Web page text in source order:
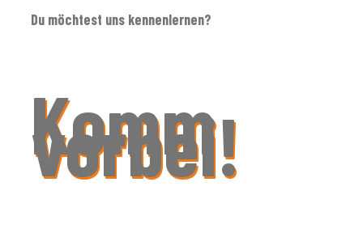
Du möchtest uns kennenlernen?
Komm
vorbei!